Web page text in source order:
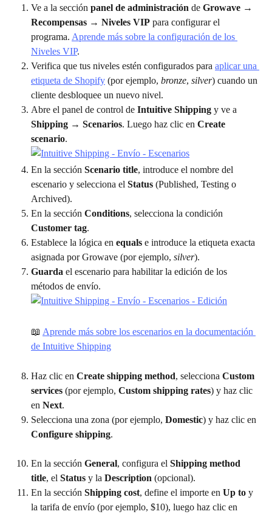
Ve a la sección panel de administración de Growave →
Recompensas → Niveles VIP para configurar el
programa. Aprende más sobre la configuración de los
Niveles VIP.
Verifica que tus niveles estén configurados para aplicar una
etiqueta de Shopify (por ejemplo, bronze, silver) cuando un
cliente desbloquee un nuevo nivel.
Abre el panel de control de Intuitive Shipping y ve a
Shipping → Scenarios. Luego haz clic en Create
scenario.
En la sección Scenario title, introduce el nombre del
escenario y selecciona el Status (Published, Testing o
Archived).
En la sección Conditions, selecciona la condición
Customer tag.
Establece la lógica en equals e introduce la etiqueta exacta
asignada por Growave (por ejemplo, silver).
Guarda el escenario para habilitar la edición de los
métodos de envío.
📖 Aprende más sobre los escenarios en la documentación
de Intuitive Shipping
Haz clic en Create shipping method, selecciona Custom
services (por ejemplo, Custom shipping rates) y haz clic
en Next.
Selecciona una zona (por ejemplo, Domestic) y haz clic en
Configure shipping.
En la sección General, configura el Shipping method
title, el Status y la Description (opcional).
En la sección Shipping cost, define el importe en Up to y
la tarifa de envío (por ejemplo, $10), luego haz clic en